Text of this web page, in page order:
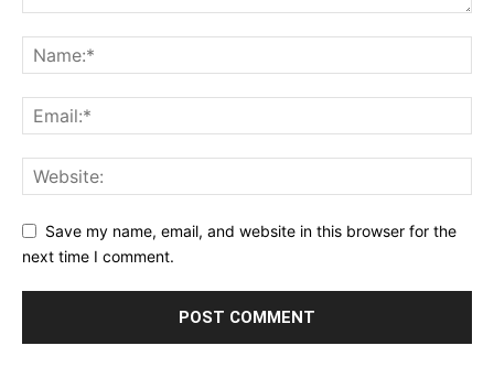
Save my name, email, and website in this browser for the
next time I comment.